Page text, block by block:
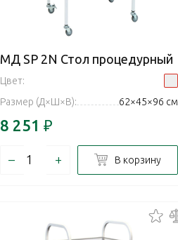
МД SP 2N Стол процедурный
Цвет:
Размер (Д×Ш×В):
62×45×96 см
8 251 ₽
– + В корзину